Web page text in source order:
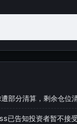
部分清算，剩余仓位
已告知投资者暂不接